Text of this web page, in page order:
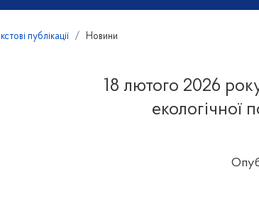
публікації Новини
18 лютого 2026
екологічної